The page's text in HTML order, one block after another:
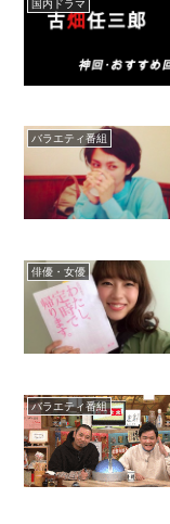
国内ドラマ
バラエティ番組
俳優・女優
バラエティ番組